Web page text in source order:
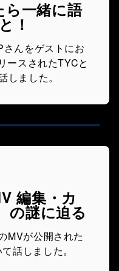
ら一緒に語
！
んをゲストにお
ースされたTYCと
ました。
編集・カ
謎に迫る
MVが公開された
話しました。